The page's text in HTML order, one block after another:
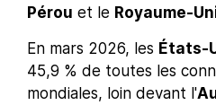
Pérou et le Royaume-
En mars 2026, les États-
45,9 % de toutes les
mondiales, loin devant l'